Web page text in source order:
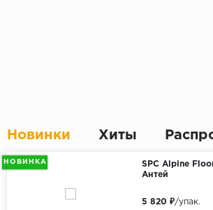
Новинки Хиты
НОВИНКА
SPC Alpine
Антей
5 820 ₽/упак.